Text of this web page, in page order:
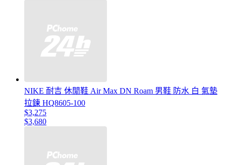
NIKE 耐吉 休閒鞋 Air Max DN Roam 男鞋 防水 白 氣墊
拉鍊 HQ8605-100
$3,275
$3,680